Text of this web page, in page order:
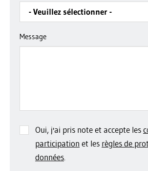
- Veuillez sélectionner -
Message
Oui, j'ai pris note et accepte les
participation et les règles de
données